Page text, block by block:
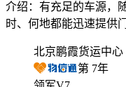
介绍：有充足的车源，
时、何地都能迅速提供
北京鹏霞货运中心
第 7年